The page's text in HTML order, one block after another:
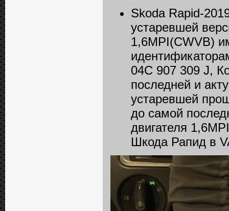
Skoda Rapid-
устаревшей
1,6MPI(CWVB)
04C 907 309 J,
последней и
устаревшей
до самой
двигателя
Шкода Рапид в